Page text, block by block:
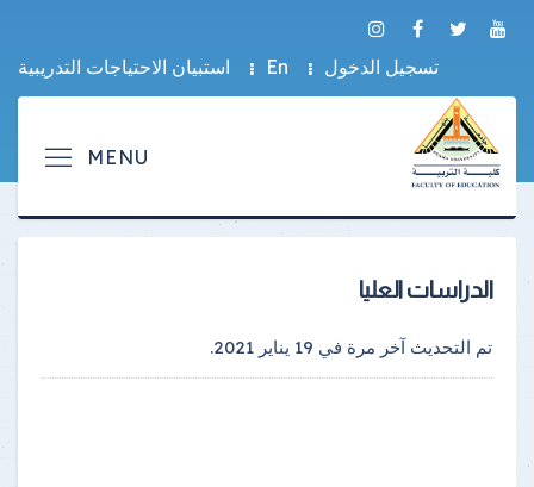
تسجيل الدخول En استبيان الاحتياجات التدريبية
الدراسات العليا
تم التحديث آخر مرة في 19 يناير 2021 .